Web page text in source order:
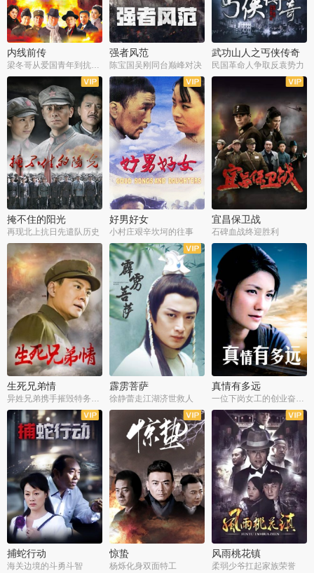
内线前传 强者风范
陈宝国吴刚同台巅峰对决
武功山人之丐侠传奇
民国革命人争取反袁势力
全38集
掩不住的阳光
再现北上抗日先遣队历史
全9集
好男好女
小村庄艰辛坎坷的往事
全35集
宜昌保卫战
石碑血战终迎胜利
全37集
生死兄弟情
异姓兄弟携手摧毁特务阴谋
全40集
霹雳菩萨
徐静蕾走江湖济世救人
全25集
真情有多远
一位下岗女工的创业奋斗史
全22集
捕蛇行动
海关边境的斗勇斗智
全39集
惊蛰
杨烁化身双面特工
全36集
风雨桃花镇
柔弱少爷扛起家族荣誉